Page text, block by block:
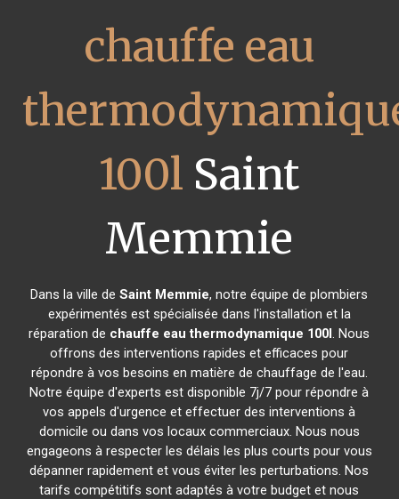
chauffe eau
100l Saint
Memmie
Dans la ville deSaint Memmie, notre équipe de plombiers
expérimentés est spécialisée dans l'installation et la
réparation de chauffe eau thermodynamique 100l. Nous
offrons des interventions rapides et efficaces pour
répondre à vos besoins en matière de chauffage de l'eau.
Notre équipe d'experts est disponible 7j/7 pour répondre à
vos appels d'urgence et effectuer des interventions à
domicile ou dans vos locaux commerciaux. Nous nous
engageons à respecter les délais les plus courts pour vous
dépanner rapidement et vous éviter les perturbations. Nos
tarifs compétitifs sont adaptés à votre budget et nous